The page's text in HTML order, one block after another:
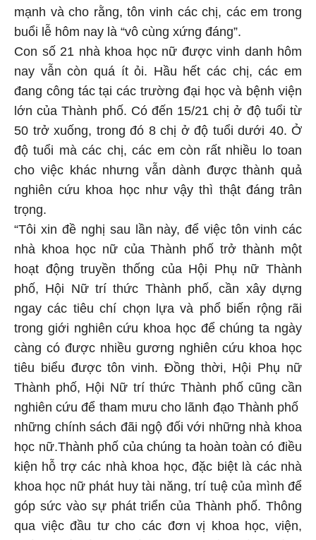
mạnh và cho rằng, tôn vinh các chị, các em trong
buổi lễ hôm nay là “vô cùng xứng đáng”.
Con số 21 nhà khoa học nữ được vinh danh hôm
nay vẫn còn quá ít ỏi. Hầu hết các chị, các em
đang công tác tại các trường đại học và bệnh viện
lớn của Thành phố. Có đến 15/21 chị ở độ tuổi từ
50 trở xuống, trong đó 8 chị ở độ tuổi dưới 40. Ở
độ tuổi mà các chị, các em còn rất nhiều lo toan
cho việc khác nhưng vẫn dành được thành quả
nghiên cứu khoa học như vậy thì thật đáng trân
trọng.
“Tôi xin đề nghị sau lần này, để việc tôn vinh các
nhà khoa học nữ của Thành phố trở thành một
hoạt động truyền thống của Hội Phụ nữ Thành
phố, Hội Nữ trí thức Thành phố, cần xây dựng
ngay các tiêu chí chọn lựa và phổ biến rộng rãi
trong giới nghiên cứu khoa học để chúng ta ngày
càng có được nhiều gương nghiên cứu khoa học
tiêu biểu được tôn vinh. Đồng thời, Hội Phụ nữ
Thành phố, Hội Nữ trí thức Thành phố cũng cần
nghiên cứu để tham mưu cho lãnh đạo Thành phố
những chính sách đãi ngộ đối với những nhà khoa
học nữ.Thành phố của chúng ta hoàn toàn có điều
kiện hỗ trợ các nhà khoa học, đặc biệt là các nhà
khoa học nữ phát huy tài năng, trí tuệ của mình để
góp sức vào sự phát triển của Thành phố. Thông
qua việc đầu tư cho các đơn vị khoa học, viện,